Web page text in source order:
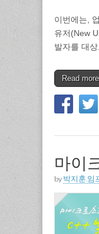
이번에는,
유저(New
발자를 대
Read
마이
by 박지훈.임